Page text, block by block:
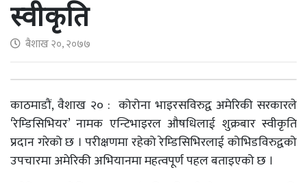
स्वीकृति
बैशाख २०, २०७७
काठमाडौं, वैशाख २० : कोरोना भाइरसविरुद्व अमेरिकी सरकारले
‘रेम्डिसिभियर’ नामक एन्टिभाइरल औषधिलाई शुक्रबार स्वीकृति
प्रदान गरेको छ । परीक्षणमा रहेको रेम्डिसिभिरलाई कोभिडविरुद्वको
उपचारमा अमेरिकी अभियानमा महत्वपूर्ण पहल बताइएको छ ।